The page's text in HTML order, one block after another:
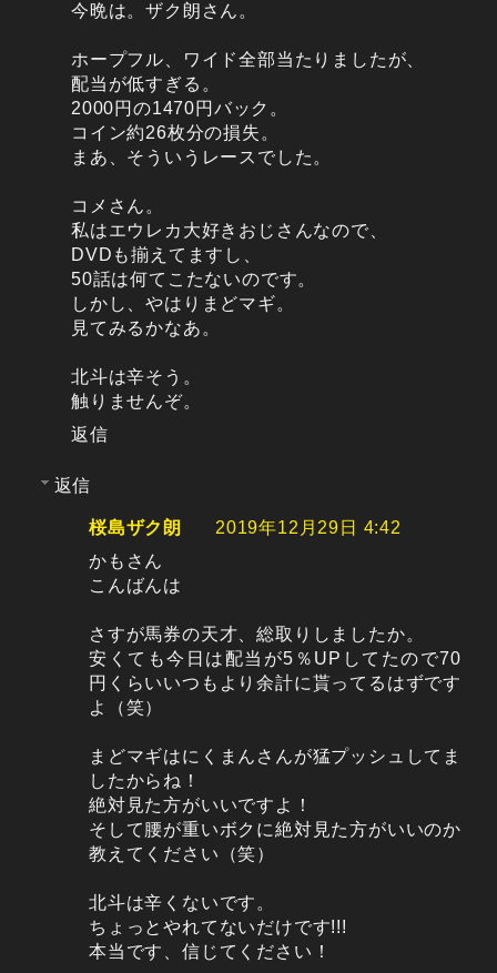
今晩は。ザク朗さん。
ホープフル、ワイド全部当たりましたが、
配当が低すぎる。
2000円の1470円バック。
コイン約26枚分の損失。
まあ、そういうレースでした。
コメさん。
私はエウレカ大好きおじさんなので、
DVDも揃えてますし、
50話は何てこたないのです。
しかし、やはりまどマギ。
見てみるかなあ。
北斗は辛そう。
触りませんぞ。
返信
返信
桜島ザク朗
2019年12月29日 4:42
かもさん
こんばんは
さすが馬券の天才、総取りしましたか。
安くても今日は配当が5％UPしてたので70
円くらいいつもより余計に貰ってるはずです
よ（笑）
まどマギはにくまんさんが猛プッシュしてま
したからね！
絶対見た方がいいですよ！
そして腰が重いボクに絶対見た方がいいのか
教えてください（笑）
北斗は辛くないです。
ちょっとやれてないだけです!!!
本当です、信じてください！